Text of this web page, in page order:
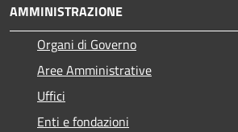
AMMINISTRAZIONE
Organi di Governo
Aree Amministrative
Uffici
Enti e fondazioni